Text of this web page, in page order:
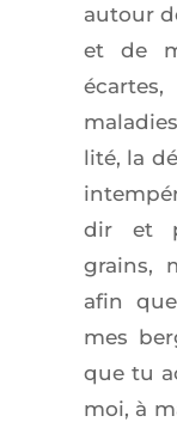
autour
et de
li­té, la
dir et
grains,
afin
mes
que tu
moi, à